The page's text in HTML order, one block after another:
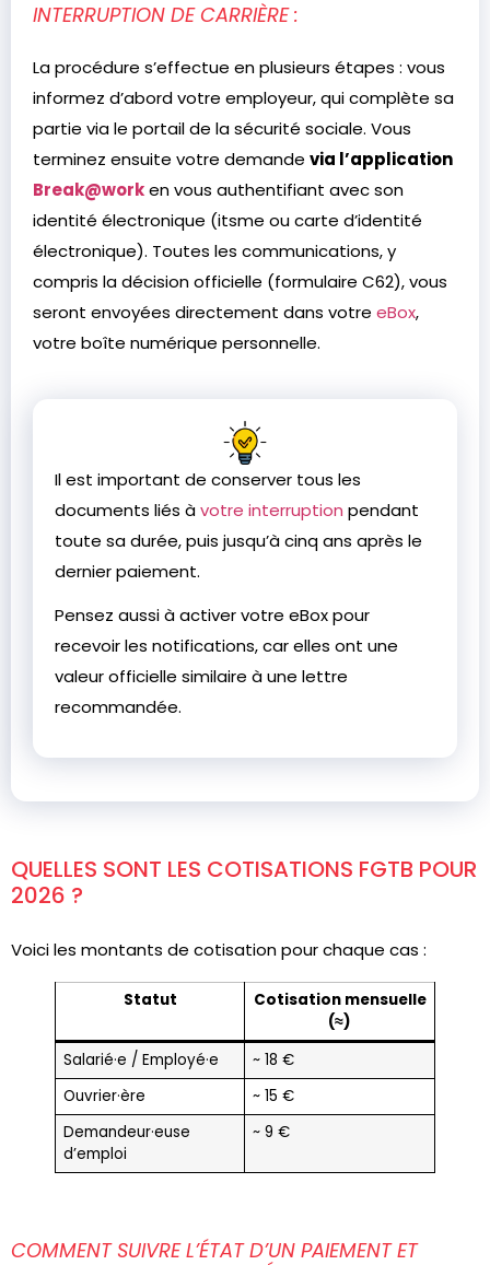
INTERRUPTION DE CARRIÈRE :
La procédure s’effectue en plusieurs étapes : vous
informez d’abord votre employeur, qui complète sa
partie via le portail de la sécurité sociale. Vous
terminez ensuite votre demande via l’application
Break@worken vous authentifiant avec son
identité électronique (itsme ou carte d’identité
électronique). Toutes les communications, y
compris la décision officielle (formulaire C62), vous
seront envoyées directement dans votre eBox,
votre boîte numérique personnelle.
Il est important de conserver tous les
documents liés àvotre interruption pendant
toute sa durée, puis jusqu’à cinq ans après le
dernier paiement.
Pensez aussi à activer votre eBox pour
recevoir les notifications, car elles ont une
valeur officielle similaire à une lettre
recommandée.
QUELLES SONT LES COTISATIONS FGTB POUR
2026 ?
Voici les montants de cotisation pour chaque cas :
Statut
Cotisation mensuelle
(≈)
Salarié·e / Employé·e
~ 18 €
Ouvrier·ère
~ 15 €
Demandeur·euse
d’emploi
~ 9 €
COMMENT SUIVRE L’ÉTAT D’UN PAIEMENT ET